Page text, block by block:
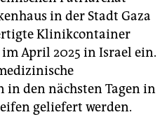
in der Stadt Gaza
Klinikcontainer
April 2025 in Israel ein.
in den nächsten Tagen in
geliefert werden.